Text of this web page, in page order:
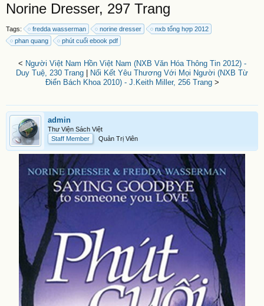
Norine Dresser, 297 Trang
Tags: fredda wasserman norine dresser
nxb tổng hợp 2012
phan quang
phút cuối ebook pdf
< Người Việt Nam Hồn Việt Nam (NXB Văn Hóa Thông Tin 2012) -
Duy Tuệ, 230 Trang
Nối Kết Yêu Thương Với Mọi Người (NXB Từ
Điển Bách Khoa 2010) - J.Keith Miller, 256 Trang>
admin
Thư Viện Sách Việt
Staff Member
Quản Trị Viên